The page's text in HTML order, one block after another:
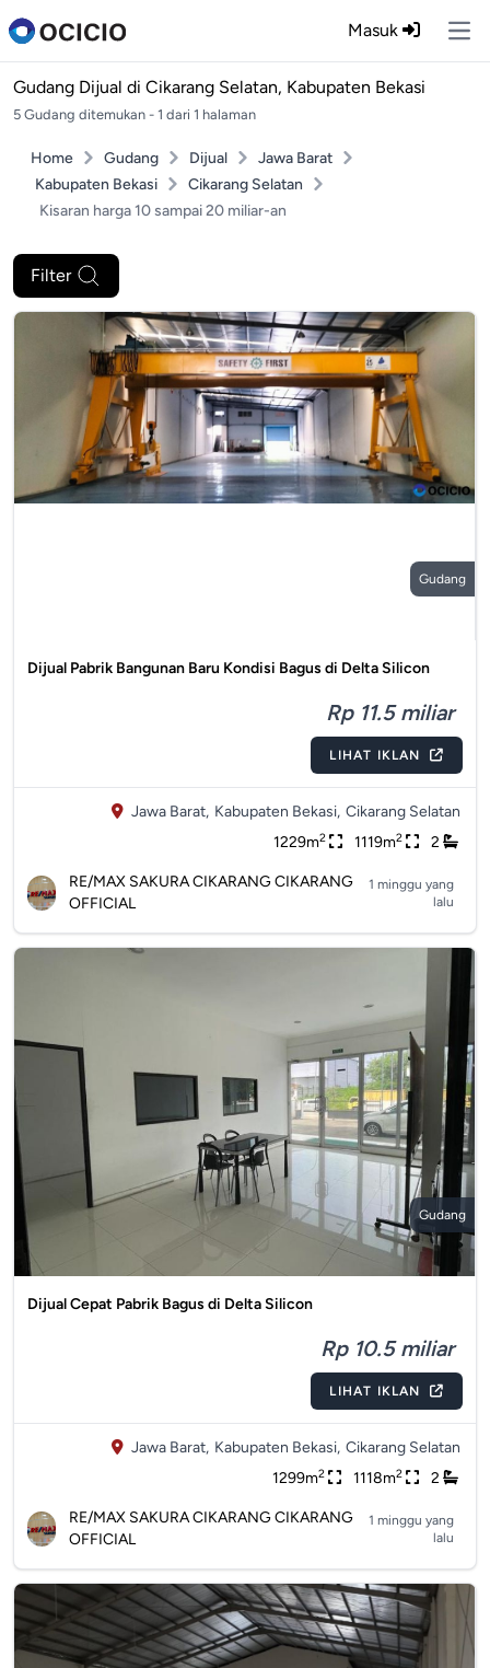
Masuk
Gudang Dijual di Cikarang Selatan, Kabupaten Bekasi
5 Gudang ditemukan - 1 dari 1 halaman
Home Gudang Dijual
Jawa Barat
Kabupaten Bekasi
Cikarang Selatan
Kisaran harga 10 sampai 20 miliar-an
Filter
Gudang
Dijual Pabrik Bangunan Baru Kondisi Bagus di Delta Silicon
Rp 11.5 miliar
LIHAT IKLAN
Jawa Barat, Kabupaten Bekasi, Cikarang Selatan
1229m2 1119m2 2
RE/MAX SAKURA CIKARANG CIKARANG
OFFICIAL
1 minggu yang
lalu
Gudang
Dijual Cepat Pabrik Bagus di Delta Silicon
Rp 10.5 miliar
LIHAT IKLAN
Jawa Barat, Kabupaten Bekasi, Cikarang Selatan
1299m2 1118m2 2
RE/MAX SAKURA CIKARANG CIKARANG
OFFICIAL
1 minggu yang
lalu